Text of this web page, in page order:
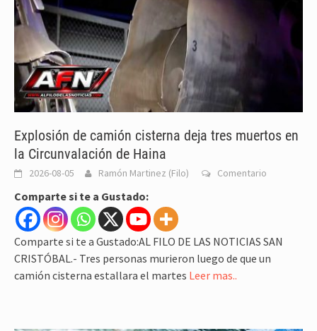
Explosión de camión cisterna deja tres muertos en
la Circunvalación de Haina
2026-08-05 Ramón Martinez (Filo) Comentario
Comparte si te a Gustado:
Comparte si te a Gustado:AL FILO DE LAS NOTICIAS SAN
CRISTÓBAL.- Tres personas murieron luego de que un
camión cisterna estallara el martes Leer mas..